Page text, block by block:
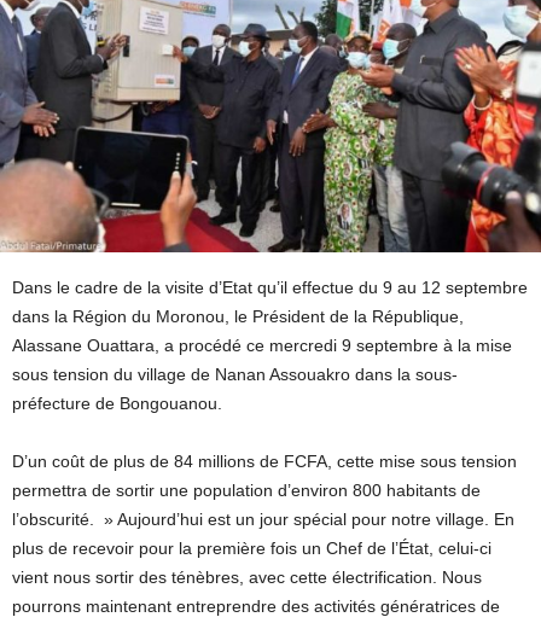
Dans le cadre de la visite d’Etat qu’il effectue du 9 au 12 septembre
dans la Région du Moronou, le Président de la République,
Alassane Ouattara, a procédé ce mercredi 9 septembre à la mise
sous tension du village de Nanan Assouakro dans la sous-
préfecture de Bongouanou.
D’un coût de plus de 84 millions de FCFA, cette mise sous tension
permettra de sortir une population d’environ 800 habitants de
l’obscurité. » Aujourd’hui est un jour spécial pour notre village. En
plus de recevoir pour la première fois un Chef de l’État, celui-ci
vient nous sortir des ténèbres, avec cette électrification. Nous
pourrons maintenant entreprendre des activités génératrices de